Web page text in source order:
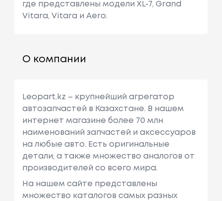
где представлены модели XL-7, Grand
Vitara, Vitara и Aero.
О компании
Leopart.kz – крупнейший агрегатор
автозапчастей в Казахстане. В нашем
интернет магазине более 70 млн
наименований запчастей и аксессуаров
на любые авто. Есть оригинальные
детали, а также множество аналогов от
производителей со всего мира.
На нашем сайте представлены
множество каталогов самых разных